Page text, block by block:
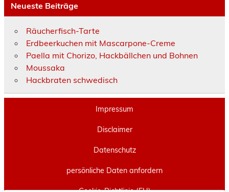
Neueste Beiträge
Räucherfisch-Tarte
Erdbeerkuchen mit Mascarpone-Creme
Paella mit Chorizo, Hackbällchen und Bohnen
Moussaka
Hackbraten schwedisch
Impressum
Disclaimer
Datenschutz
persönliche Daten anfordern